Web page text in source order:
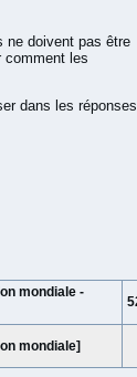
ne doivent pas être
comment les
dans les réponses.
mondiale -
mondiale]